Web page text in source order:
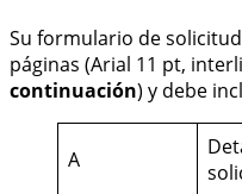
Su formulario de
páginas (Arial 11 pt,
continuación) y debe
A